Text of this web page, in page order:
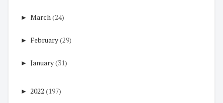
► March(24)
► February(29)
► January(31)
► 2022 (197)